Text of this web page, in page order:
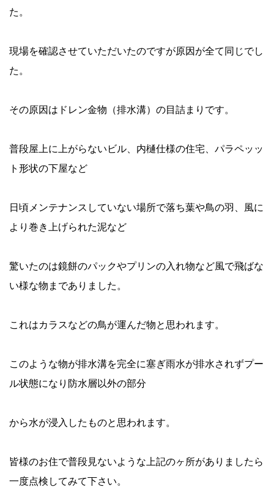
た。
現場を確認させていただいたのですが原因が全て同じでし
た。
その原因はドレン金物（排水溝）の目詰まりです。
普段屋上に上がらないビル、内樋仕様の住宅、パラペッッ
ト形状の下屋など
日頃メンテナンスしていない場所で落ち葉や鳥の羽、風に
より巻き上げられた泥など
驚いたのは鏡餅のパックやプリンの入れ物など風で飛ばな
い様な物までありました。
これはカラスなどの鳥が運んだ物と思われます。
このような物が排水溝を完全に塞ぎ雨水が排水されずプー
ル状態になり防水層以外の部分
から水が浸入したものと思われます。
皆様のお住で普段見ないような上記のヶ所がありましたら
一度点検してみて下さい。